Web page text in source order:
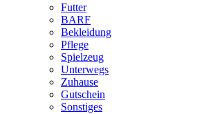
Futter
BARF
Bekleidung
Pflege
Spielzeug
Unterwegs
Zuhause
Gutschein
Sonstiges